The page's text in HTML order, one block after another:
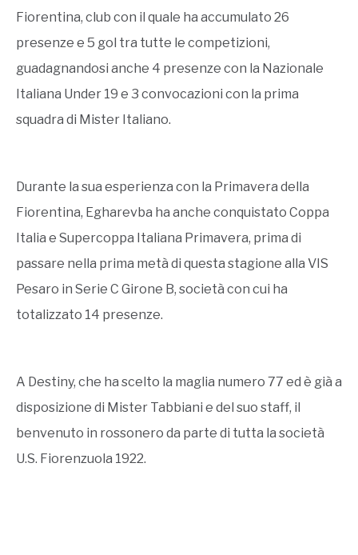
Fiorentina, club con il quale ha accumulato 26
presenze e 5 gol tra tutte le competizioni,
guadagnandosi anche 4 presenze con la Nazionale
Italiana Under 19 e 3 convocazioni con la prima
squadra di Mister Italiano.
Durante la sua esperienza con la Primavera della
Fiorentina, Egharevba ha anche conquistato Coppa
Italia e Supercoppa Italiana Primavera, prima di
passare nella prima metà di questa stagione alla VIS
Pesaro in Serie C Girone B, società con cui ha
totalizzato 14 presenze.
A Destiny, che ha scelto la maglia numero 77 ed è già a
disposizione di Mister Tabbiani e del suo staff, il
benvenuto in rossonero da parte di tutta la società
U.S. Fiorenzuola 1922.